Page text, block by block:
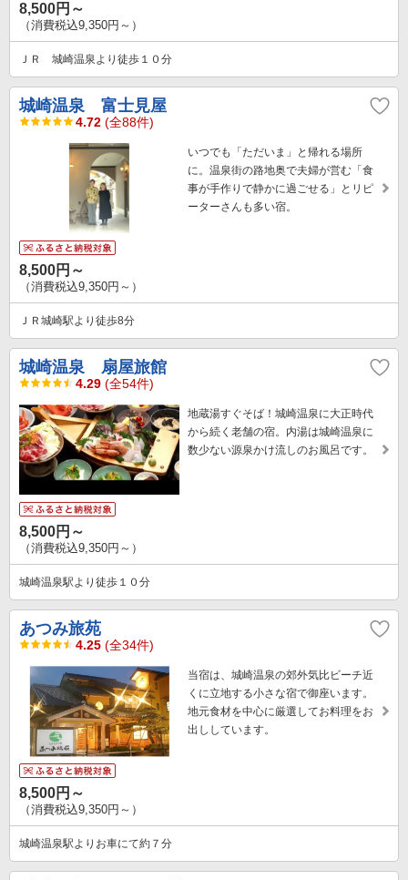
8,500円～
（消費税込9,350円～）
ＪＲ 城崎温泉より徒歩１０分
城崎温泉 富士見屋
4.72 (全88件)
いつでも「ただいま」と帰れる場所
に。温泉街の路地奥で夫婦が営む「食
事が手作りで静かに過ごせる」とリピ
ーターさんも多い宿。
8,500円～
（消費税込9,350円～）
ＪＲ城崎駅より徒歩8分
城崎温泉 扇屋旅館
4.29 (全54件)
地蔵湯すぐそば！城崎温泉に大正時代
から続く老舗の宿。内湯は城崎温泉に
数少ない源泉かけ流しのお風呂です。
8,500円～
（消費税込9,350円～）
城崎温泉駅より徒歩１０分
あつみ旅苑
4.25 (全34件)
当宿は、城崎温泉の郊外気比ビーチ近
くに立地する小さな宿で御座います。
地元食材を中心に厳選してお料理をお
出ししています。
8,500円～
（消費税込9,350円～）
城崎温泉駅よりお車にて約７分